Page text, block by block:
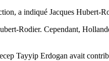
a indiqué Jacques Hubert-
Rodier. Cependant,
Tayyip Erdogan avait